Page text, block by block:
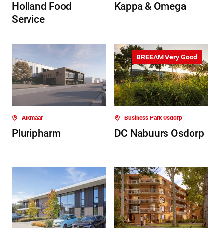
Holland Food
Service
Kappa & Omega
Alkmaar
Pluripharm
BREEAM Very Good
Business Park Osdorp
DC Nabuurs Osdorp